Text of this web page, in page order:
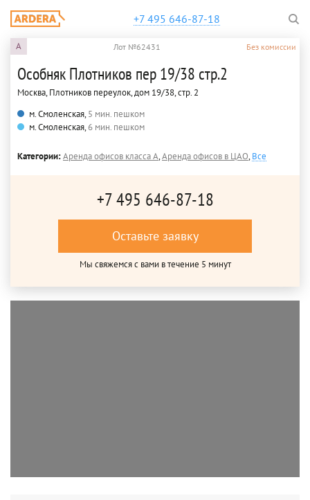
+7 495 646-87-18
A Лот №62431 Без комиссии
Особняк Плотников пер 19/38 стр.2
Москва, Плотников переулок, дом 19/38, стр. 2
м. Смоленская,5 мин. пешком
м. Смоленская,6 мин. пешком
Категории:Аренда офисов класса A,Аренда офисов в ЦАО,Все
+7 495 646-87-18
Оставьте заявку
Мы свяжемся с вами в течение 5 минут